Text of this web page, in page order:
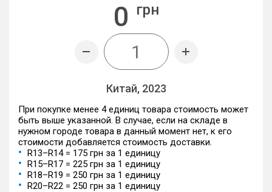
0 грн
Китай, 2023
При покупке менее 4 единиц товара стоимость может
быть выше указанной. В случае, если на складе в
нужном городе товара в данный момент нет, к его
стоимости добавляется стоимость доставки.
R13–R14 = 175 грн за 1 единицу
R15–R17 = 225 грн за 1 единицу
R18–R19 = 250 грн за 1 единицу
R20–R22 = 250 грн за 1 единицу